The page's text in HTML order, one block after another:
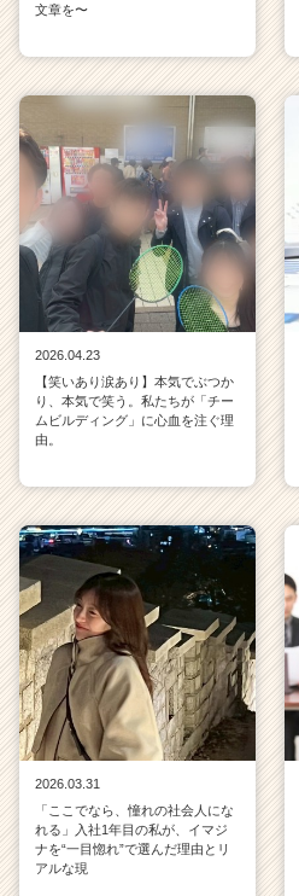
文章を〜
2026.04.23
【笑いあり涙あり】本気でぶつか
り、本気で笑う。私たちが「チー
ムビルディング」に心血を注ぐ理
由。
2026.03.31
「ここでなら、憧れの社会人にな
れる」入社1年目の私が、イマジ
ナを“一目惚れ”で選んだ理由とリ
アルな現